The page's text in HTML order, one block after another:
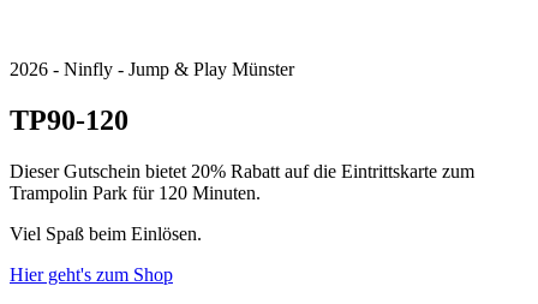
2026 - Ninfly - Jump & Play Münster
TP90-120
Dieser Gutschein bietet 20% Rabatt auf die Eintrittskarte zum
Trampolin Park für 120 Minuten.
Viel Spaß beim Einlösen.
Hier geht's zum Shop